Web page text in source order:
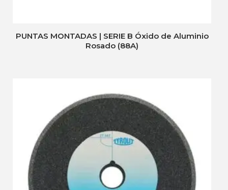
PUNTAS MONTADAS | SERIE B Óxido de Aluminio
Rosado (88A)